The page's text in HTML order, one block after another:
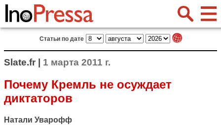
Статьи по дате
Slate.fr | 1 марта 2011 г.
Почему Кремль не осуждает
диктаторов
Натали Уварофф